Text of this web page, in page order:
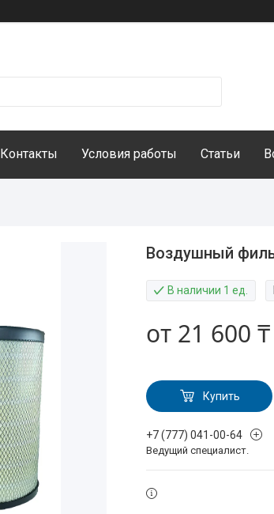
Контакты Условия работы Статьи
Воздушный
В наличии 1 ед.
от 21 600 ₸
Купить
+7 (777) 041-00-64
Ведущий специалист.